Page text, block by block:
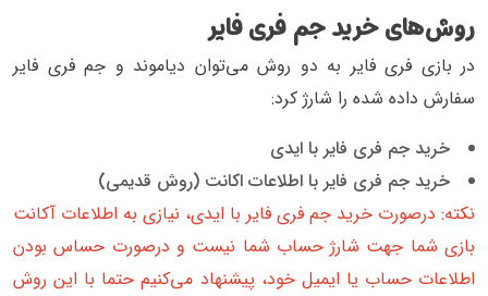
روش‌های خرید جم فری فایر
در بازی فری فایر به دو روش می‌توان دیاموند و جم فری فایر
سفارش داده شده را شارژ کرد:
خرید جم فری فایر با ایدی
خرید جم فری فایر با اطلاعات اکانت (روش قدیمی)
نکته: درصورت خرید جم فری فایر با ایدی، نیازی به اطلاعات آکانت
بازی شما جهت شارژ حساب شما نیست و درصورت حساس بودن
اطلاعات حساب یا ایمیل خود، پیشنهاد می‌کنیم حتما با این روش